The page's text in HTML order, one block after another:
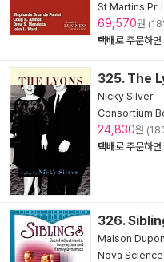
St Martins Pr
69,570원
택배로 주문하면
325. The
Nicky Silver
Consortium
24,830원
택배로 주문하면
326.
Maison
Nova